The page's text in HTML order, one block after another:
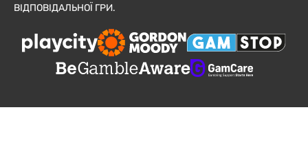
ВІДПОВІДАЛЬНОЇ ГРИ.